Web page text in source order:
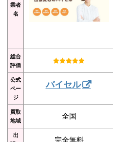
業者
名
総合
評価
公式
ペー
ジ
バイセル
買取
地域
全国
出
完全無料